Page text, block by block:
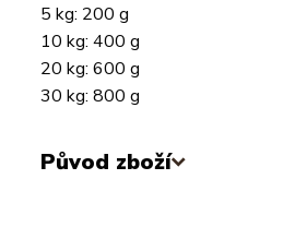
5 kg: 200 g
10 kg: 400 g
20 kg: 600 g
30 kg: 800 g
Původ zboží